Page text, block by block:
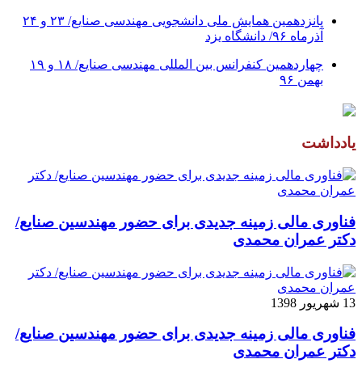
پانزدهمین همایش ملی دانشجویی مهندسی صنایع/ ۲۳ و ۲۴
آذرماه ۹۶/ دانشگاه یزد
چهاردهمین کنفرانس بین المللی مهندسی صنایع/ ۱۸ و ۱۹
بهمن ۹۶
یادداشت
فناوری مالی زمینه جدیدی برای حضور مهندسین صنایع/
دکتر عمران محمدی
13 شهریور 1398
فناوری مالی زمینه جدیدی برای حضور مهندسین صنایع/
دکتر عمران محمدی